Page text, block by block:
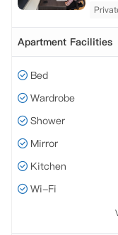
Apartment Facilities
Bed
Wardrobe
Shower
Mirror
Kitchen
Wi-Fi